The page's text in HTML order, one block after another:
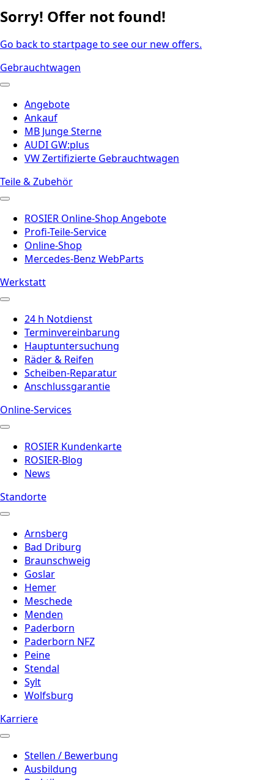
Sorry! Offer not found!
Go back to startpage to see our new offers.
Gebrauchtwagen
Angebote
Ankauf
MB Junge Sterne
AUDI GW:plus
VW Zertifizierte Gebrauchtwagen
Teile & Zubehör
ROSIER Online-Shop Angebote
Profi-Teile-Service
Online-Shop
Mercedes-Benz WebParts
Werkstatt
24 h Notdienst
Terminvereinbarung
Hauptuntersuchung
Räder & Reifen
Scheiben-Reparatur
Anschlussgarantie
Online-Services
ROSIER Kundenkarte
ROSIER-Blog
News
Standorte
Arnsberg
Bad Driburg
Braunschweig
Goslar
Hemer
Meschede
Menden
Paderborn
Paderborn NFZ
Peine
Stendal
Sylt
Wolfsburg
Karriere
Stellen / Bewerbung
Ausbildung